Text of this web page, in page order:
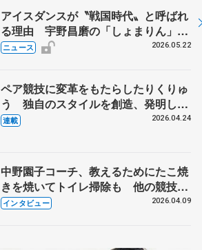
アイスダンスが〝戦国時代〟と呼ばれ
る理由 宇野昌磨の「しょまりん」ら
実力者が相次いで参戦 国内の競争激
ニュース 2026.05.22
ペア競技に変革をもたらしたりくりゅ
う 独自のスタイルを創造、発明した
【引退発表後②】
連載 2026.04.24
中野園子コーチ、教えるためにたこ焼
きを焼いてトイレ掃除も 他の競技に
も通用するという坂本花織の筋肉
インタビュー 2026.04.09